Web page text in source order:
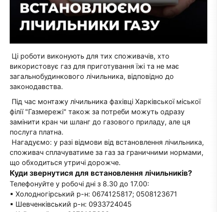
Ці роботи виконують для тих споживачів, хто
використовує газ для приготування їжі та не має
загальнобудинкового лічильника, відповідно до
законодавства.
Під час монтажу лічильника фахівці Харківської міської
філії "Газмережі" також за потреби можуть одразу
замінити кран чи шланг до газового приладу, але ця
послуга платна.
Нагадуємо: у разі відмови від встановлення лічильника,
споживач сплачуватиме за газ за граничними нормами,
що обходиться утричі дорожче.
Куди звернутися для встановлення лічильників?
Телефонуйте у робочі дні з 8.30 до 17.00:
▪ Холодногірський р-н: 0674125817; 0508123671
▪ Шевченківський р-н: 0933724045